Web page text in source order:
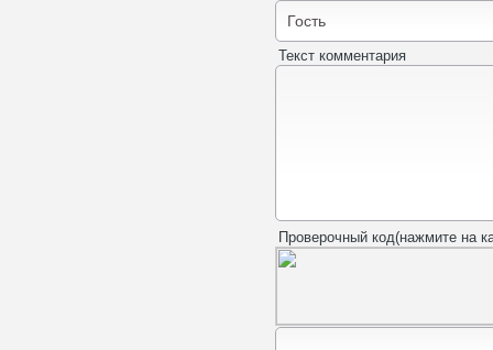
Текст комментария
Проверочный код(нажмите на